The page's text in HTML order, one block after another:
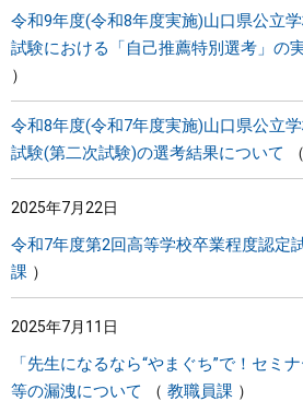
令和9年度(令和8年度実施)山口県公立
試験における「自己推薦特別選考」の
令和8年度(令和7年度実施)山口県公立
試験(第二次試験)の選考結果について
2025年7月22日
令和7年度第2回高等学校卒業程度認定
課
2025年7月11日
「先生になるなら“やまぐち”で！セミ
等の漏洩について
教職員課